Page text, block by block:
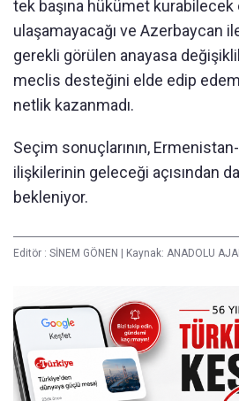
tek başına hükümet kurabilecek
ulaşamayacağı ve Azerbaycan
gerekli görülen anayasa
meclis desteğini elde edip
netlik kazanmadı.
Seçim sonuçlarının,
ilişkilerinin geleceği açısından
bekleniyor.
Editör : SİNEM GÖNEN | Kaynak: ANADOLU